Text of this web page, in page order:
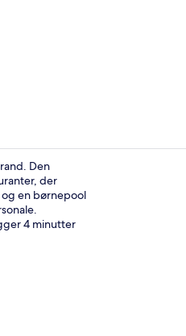
Den
der
en børnepool
4 minutter